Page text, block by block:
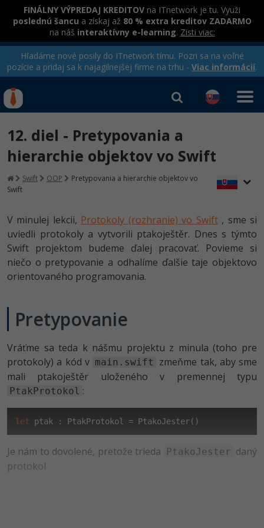
FINÁLNY VÝPREDAJ KREDITOV na ITnetwork je tu. Využi
poslednú šancu a získaj až 80 % extra kreditov ZADARMO
na náš interaktívny e-learning. Zisti viac:
Hľadáme nové posily do ITnetwork tímu. Pozri sa na voľné
pozície a pridaj sa k najagilnejšej firme na trhu - Viac informácií.
Rekvalifikačné kurzy
hradené úradom práce
Kurzy programovania
Java -80%
C# .NET -80%
Python -80%
-80%
C++ -80%
Swift
Kotlin
Céčko
Prihlásiť sa | Registrovať
12. diel - Pretypovania a
hierarchie objektov vo Swift
Swift OOP
Pretypovania a hierarchie objektov vo
Swift
V minulej lekcii, Protokoly (rozhranie) vo Swift, sme si
uviedli protokoly a vytvorili ptakoještěr. Dnes s týmto
Swift projektom budeme ďalej pracovať. Povieme si
niečo o pretypovanie a odhalíme ďalšie taje objektovo
orientovaného programovania.
Pretypovanie
Vráťme sa teda k nášmu projektu z minula (toho pre
protokoly) a kód v main.swift
zmeňme tak, aby sme
mali ptakoještěr uloženého v premennej typu
PtakProtokol :
let ptak : PtakProtokol = PtakoJester()
Je nám to dovolené, pretože trieda PtakoJester daný
protokol